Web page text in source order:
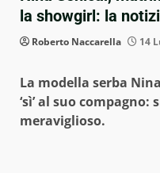
la showgirl: la
Roberto Naccarella 14
La modella serba
‘sì’ al suo
meraviglioso.